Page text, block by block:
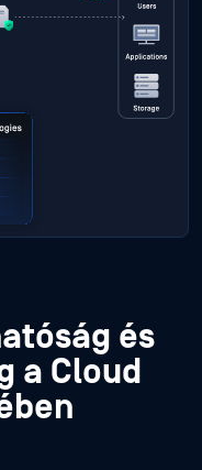
és
a Cloud